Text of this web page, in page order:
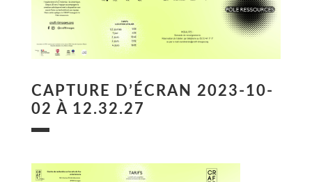
CAPTURE D’ÉCRAN 2023-10-
02 À 12.32.27